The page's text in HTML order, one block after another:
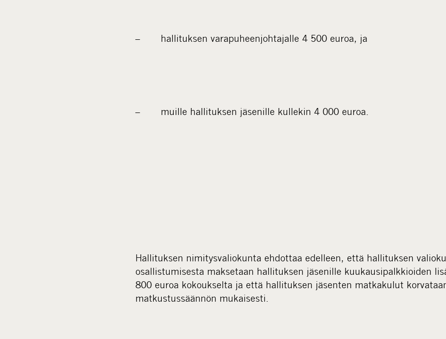
– hallituksen varapuheenjohtajalle 4 500 euroa, ja
– muille hallituksen jäsenille kullekin 4 000 euroa.
Hallituksen nimitysvaliokunta ehdottaa edelleen, että hallituksen
osallistumisesta maksetaan hallituksen jäsenille kuukausipalkkioiden
800 euroa kokoukselta ja että hallituksen jäsenten matkakulut
matkustussäännön mukaisesti.